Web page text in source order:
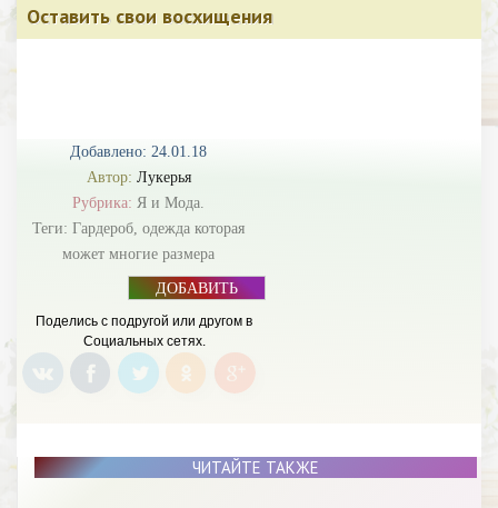
Добавлено: 24.01.18
Автор: Лукерья
Рубрика: Я и Мода.
Теги: Гардероб, одежда которая
может многие размера
ДОБАВИТЬ
Поделись с подругой или другом в
Социальных сетях.
Оставить свои восхищения
ЧИТАЙТЕ ТАКЖЕ